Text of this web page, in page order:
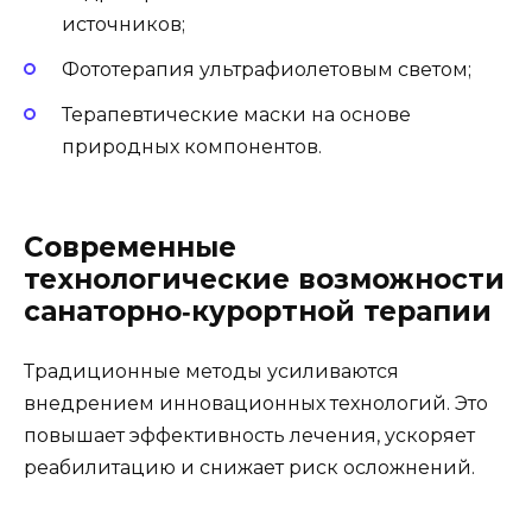
источников;
Фототерапия ультрафиолетовым светом;
Терапевтические маски на основе
природных компонентов.
Современные
технологические возможности
санаторно‑курортной терапии
Традиционные методы усиливаются
внедрением инновационных технологий. Это
повышает эффективность лечения, ускоряет
реабилитацию и снижает риск осложнений.